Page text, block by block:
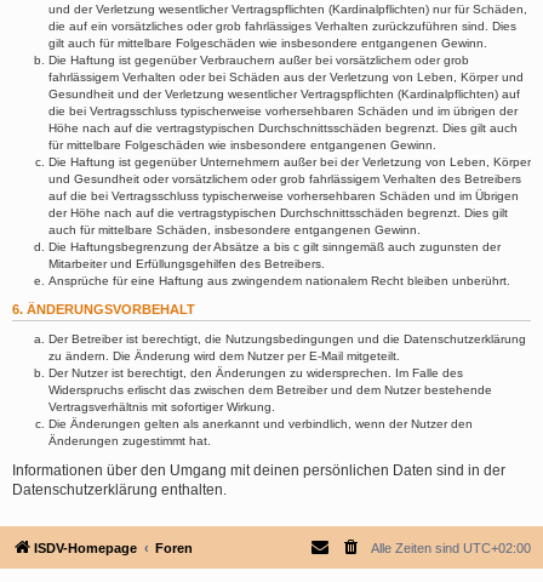
und der Verletzung wesentlicher Vertragspflichten (Kardinalpflichten) nur für Schäden,
die auf ein vorsätzliches oder grob fahrlässiges Verhalten zurückzuführen sind. Dies
gilt auch für mittelbare Folgeschäden wie insbesondere entgangenen Gewinn.
Die Haftung ist gegenüber Verbrauchern außer bei vorsätzlichem oder grob
fahrlässigem Verhalten oder bei Schäden aus der Verletzung von Leben, Körper und
Gesundheit und der Verletzung wesentlicher Vertragspflichten (Kardinalpflichten) auf
die bei Vertragsschluss typischerweise vorhersehbaren Schäden und im übrigen der
Höhe nach auf die vertragstypischen Durchschnittsschäden begrenzt. Dies gilt auch
für mittelbare Folgeschäden wie insbesondere entgangenen Gewinn.
Die Haftung ist gegenüber Unternehmern außer bei der Verletzung von Leben, Körper
und Gesundheit oder vorsätzlichem oder grob fahrlässigem Verhalten des Betreibers
auf die bei Vertragsschluss typischerweise vorhersehbaren Schäden und im Übrigen
der Höhe nach auf die vertragstypischen Durchschnittsschäden begrenzt. Dies gilt
auch für mittelbare Schäden, insbesondere entgangenen Gewinn.
Die Haftungsbegrenzung der Absätze a bis c gilt sinngemäß auch zugunsten der
Mitarbeiter und Erfüllungsgehilfen des Betreibers.
Ansprüche für eine Haftung aus zwingendem nationalem Recht bleiben unberührt.
6. ÄNDERUNGSVORBEHALT
Der Betreiber ist berechtigt, die Nutzungsbedingungen und die Datenschutzerklärung
zu ändern. Die Änderung wird dem Nutzer per E-Mail mitgeteilt.
Der Nutzer ist berechtigt, den Änderungen zu widersprechen. Im Falle des
Widerspruchs erlischt das zwischen dem Betreiber und dem Nutzer bestehende
Vertragsverhältnis mit sofortiger Wirkung.
Die Änderungen gelten als anerkannt und verbindlich, wenn der Nutzer den
Änderungen zugestimmt hat.
Informationen über den Umgang mit deinen persönlichen Daten sind in der
Datenschutzerklärung enthalten.
ISDV-Homepage Foren Alle Zeiten sind UTC+02:00